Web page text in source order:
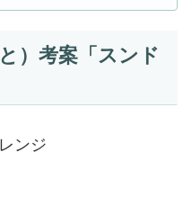
）考案「スンド
ンジ